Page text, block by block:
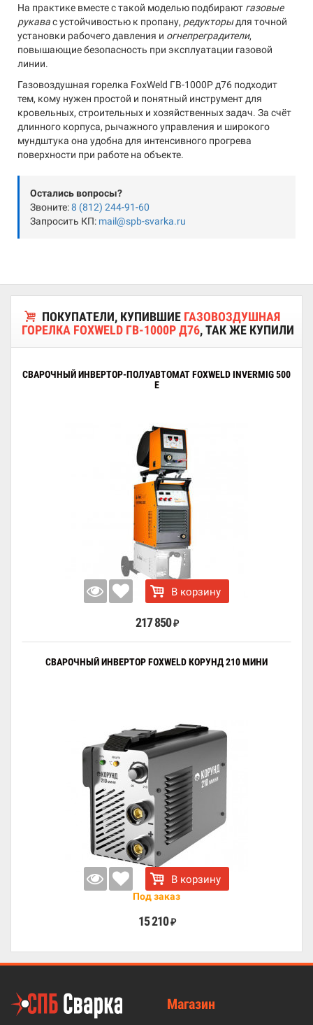
На практике вместе с такой моделью подбирают газовые
рукавас устойчивостью к пропану, редукторыдля точной
установки рабочего давления и огнепреградители,
повышающие безопасность при эксплуатации газовой
линии.
Газовоздушная горелка FoxWeld ГВ-1000Р д76 подходит
тем, кому нужен простой и понятный инструмент для
кровельных, строительных и хозяйственных задач. За счёт
длинного корпуса, рычажного управления и широкого
мундштука она удобна для интенсивного прогрева
поверхности при работе на объекте.
Остались вопросы?
Звоните:8 (812) 244-91-60
Запросить КП: mail@spb-svarka.ru
ПОКУПАТЕЛИ, КУПИВШИЕ ГАЗОВОЗДУШНАЯ
ГОРЕЛКА FOXWELD ГВ-1000Р Д76, ТАК ЖЕ КУПИЛИ
СВАРОЧНЫЙ ИНВЕРТОР-ПОЛУАВТОМАТ FOXWELD INVERMIG 500
E
В корзину
217 850 ₽
СВАРОЧНЫЙ ИНВЕРТОР FOXWELD КОРУНД 210 МИНИ
В корзину
Под заказ
15 210 ₽
Магазин